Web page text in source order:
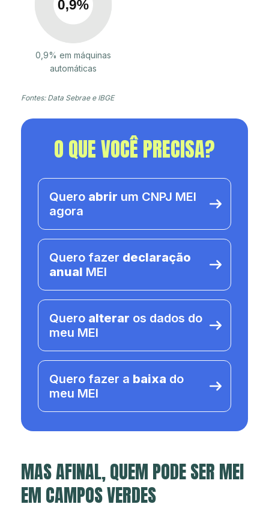
0,9% em máquinas
automáticas
Fontes: Data Sebrae e IBGE
O QUE VOCÊ PRECISA?
Quero abrir um CNPJ MEI
agora
Quero fazer declaração
anual MEI
Quero alterar os dados do
meu MEI
Quero fazer a baixa do
meu MEI
MAS AFINAL, QUEM PODE SER MEI
EM CAMPOS VERDES